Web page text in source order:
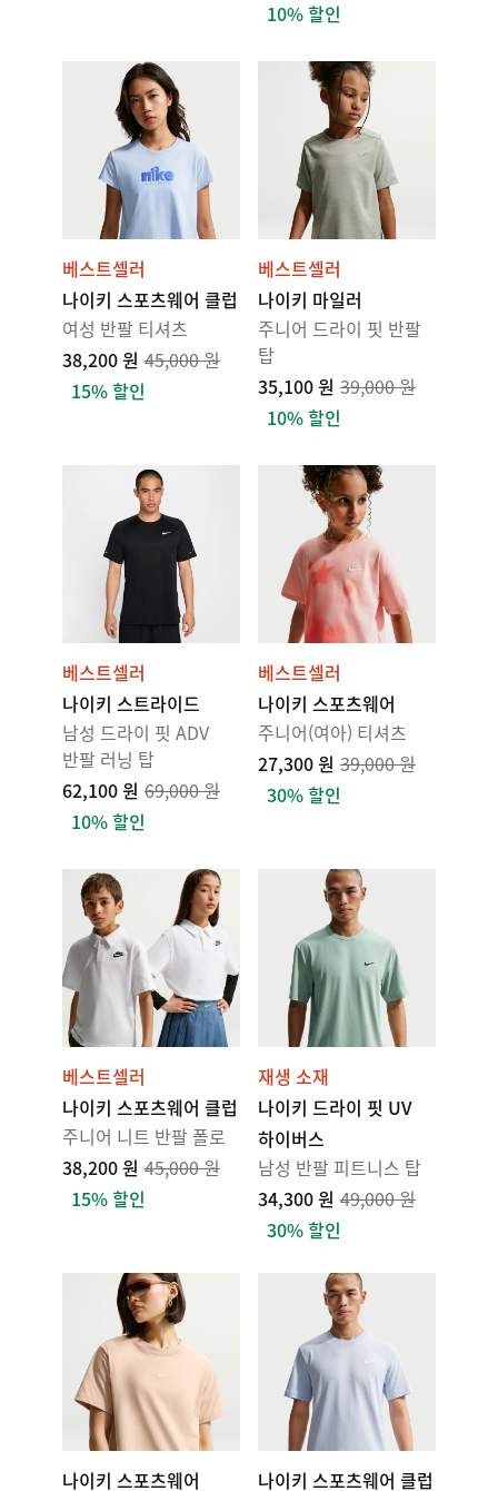
10% 할인
베스트셀러
나이키 스포츠웨어 클럽
여성 반팔 티셔츠
38,200 원 45,000 원
15% 할인
베스트셀러
나이키 마일러
주니어 드라이 핏 반팔
탑
35,100 원 39,000 원
10% 할인
베스트셀러
나이키 스트라이드
남성 드라이 핏 ADV
반팔 러닝 탑
62,100 원 69,000 원
10% 할인
베스트셀러
나이키 스포츠웨어
주니어(여아) 티셔츠
27,300 원 39,000 원
30% 할인
베스트셀러
나이키 스포츠웨어 클럽
주니어 니트 반팔 폴로
38,200 원 45,000 원
15% 할인
재생 소재
나이키 드라이 핏 UV
하이버스
남성 반팔 피트니스 탑
34,300 원 49,000 원
30% 할인
나이키 스포츠웨어
나이키 스포츠웨어 클럽